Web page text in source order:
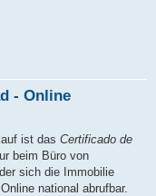
- Online
ist das Certificado de
beim Büro von
sich die Immobilie
national abrufbar.